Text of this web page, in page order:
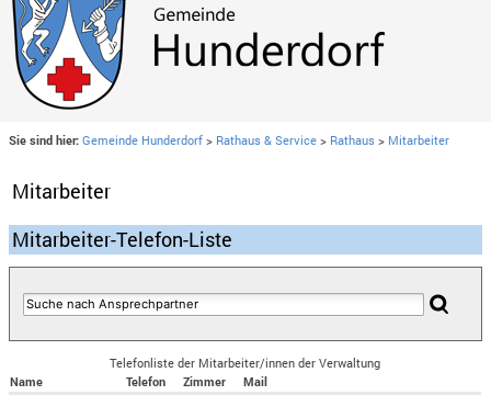
Sie sind hier: Gemeinde Hunderdorf > Rathaus & Service > Rathaus > Mitarbeiter
Mitarbeiter
Mitarbeiter-Telefon-Liste
Telefonliste der Mitarbeiter/innen der Verwaltung
Name
Telefon Zimmer
Mail